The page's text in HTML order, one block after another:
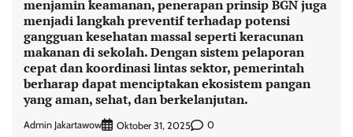
menjamin keamanan, penerapan prinsip BGN juga
menjadi langkah preventif terhadap potensi
gangguan kesehatan massal seperti keracunan
makanan di sekolah. Dengan sistem pelaporan
cepat dan koordinasi lintas sektor, pemerintah
berharap dapat menciptakan ekosistem pangan
yang aman, sehat, dan berkelanjutan.
Admin Jakartawow Oktober 31, 2025 0